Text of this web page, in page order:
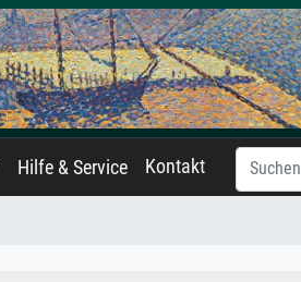
Hilfe & Service Kontakt